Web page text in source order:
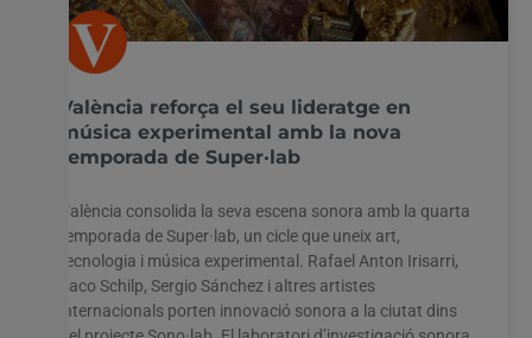
València reforça el seu lideratge en
música experimental amb la nova
temporada de Super·lab
València consolida la seva escena sonora amb la quarta
temporada de Super·lab, un cicle que uneix art,
tecnologia i música experimental. Rafael Anton Irisarri,
Jaco Schilp, Sergio Sánchez i altres artistes
internacionals porten innovació sonora a la ciutat dins